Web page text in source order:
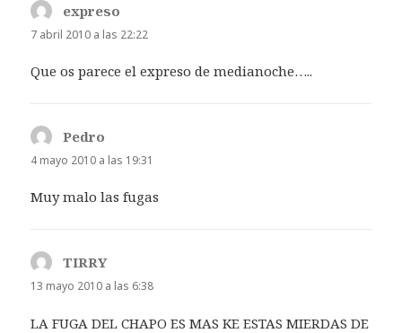
expreso
7 abril 2010 a las 22:22
Que os parece el expreso de medianoche…..
Pedro
4 mayo 2010 a las 19:31
Muy malo las fugas
TIRRYdice:
13 mayo 2010 a las 6:38
LA FUGA DEL CHAPO ES MAS KE ESTAS MIERDAS DE